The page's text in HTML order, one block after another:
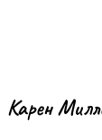
Карен